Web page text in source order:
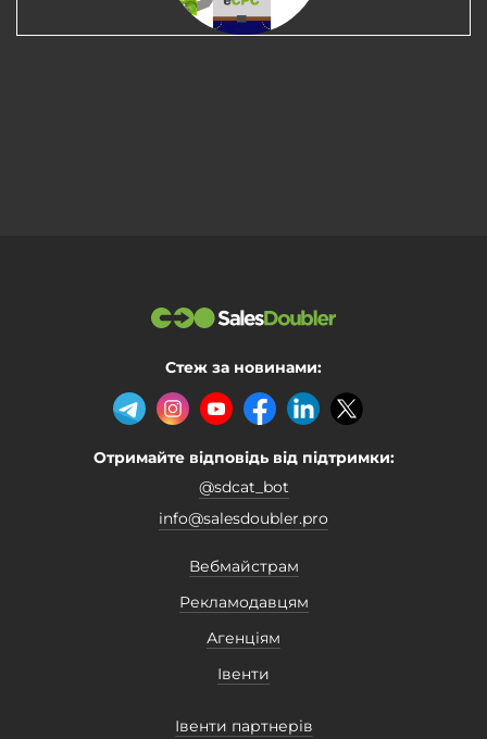
Стеж за новинами:
Отримайте відповідь від підтримки:
@sdcat_bot
info@salesdoubler.pro
Вебмайстрам
Рекламодавцям
Агенціям
Івенти
Івенти партнерів